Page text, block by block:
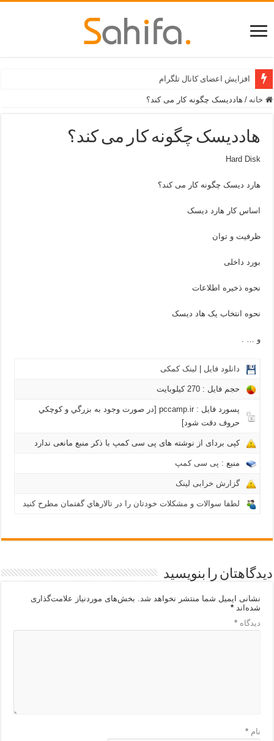
افزایش اعضای کانال تلگرام
خانه / هاددیسک چگونه کار می کند؟
هاددیسک چگونه کار می کند؟
Hard Disk
هارد دیسک چگونه کار می کند؟
اساس کار هارد دیسک
ظرفیت و توان
بورد داخلی
نحوه ذخیره اطلاعات
نحوه انتخاب یک هاد دیسک
و … .
دانلود فایل | لینک کمکی
حجم فایل : 270 کیلوبايت
پسورد فایل : pccamp.ir [در صورت وجود به بزرگي و كوچكي
حروف دقت شود]
کپی بردای از نوشته های پی سی کمپ با ذکر منبع مانعی ندارد
منبع : پی سی کمپ
گزارش خرابی لینک
لطفا سوالات و مشکلات خودتان را در تالارهاي گفتمان مطرح کنید
دیدگاهتان را بنویسید
نشانی ایمیل شما منتشر نخواهد شد. بخش‌های موردنیاز علامت‌گذاری
شده‌اند*
دیدگاه*
نام*